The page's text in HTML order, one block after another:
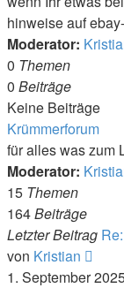
hinweise auf
Moderator:
0 Themen
0 Beiträge
Keine Beiträge
Krümmerforum
für alles was zum
Moderator:
15 Themen
164Beiträge
Letzter Beitrag
von Kristian
1. September